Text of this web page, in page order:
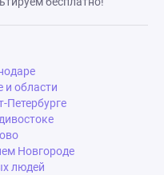
области
Новгороде
людей